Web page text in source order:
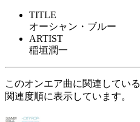
TITLE
オーシャン・ブルー
ARTIST
稲垣潤一
このオンエア曲に関連してい
関連度順に表示しています。